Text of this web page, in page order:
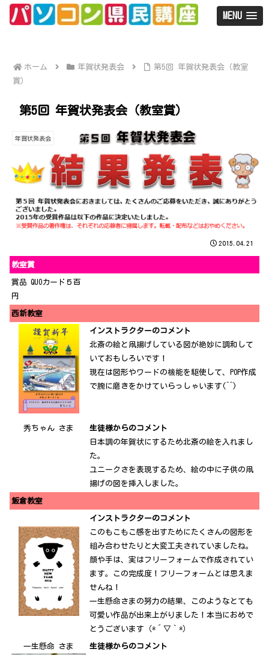
MENU
ホーム 年賀状発表会
第5回 年賀状発表会（教室
賞）
第5回 年賀状発表会（教室賞）
年賀状発表会
2015.04.21
教室賞
賞品 QUOカード５百
円
西新教室
インストラクターのコメント
北斎の絵と凧揚げしている図が絶妙に調和して
いておもしろいです！
現在は図形やワードの機能を駆使して、POP作成
で腕に磨きをかけていらっしゃいます(^^)
秀ちゃん さま
生徒様からのコメント
日本調の年賀状にするため北斎の絵を入れまし
た。
ユニークさを表現するため、絵の中に子供の凧
揚げの図を挿入しました。
飯倉教室
インストラクターのコメント
このもこもこ感を出すためにたくさんの図形を
組み合わせたりと大変工夫されていましたね。
顔や手は、実はフリーフォームで作成されてい
ます。この完成度！フリーフォームとは思えま
せんね！
一生懸命さまの努力の結果、このようなとても
可愛い作品が出来上がりました！本当におめで
とうございます（*´▽｀*）
一生懸命 さま
生徒様からのコメント